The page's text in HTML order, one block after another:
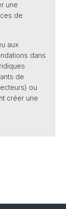
une
de
aux
dans
de
ou
créer une